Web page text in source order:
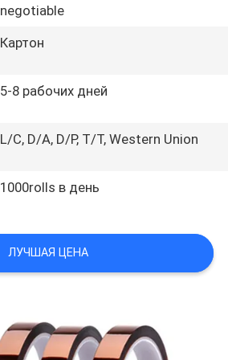
negotiable
Картон
5-8 рабочих дней
L/C, D/A, D/P, T/T, Western Union
1000rolls в день
ЛУЧШАЯ ЦЕНА